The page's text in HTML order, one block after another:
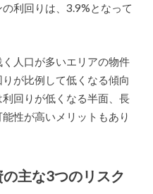
利回りは、3.9%となって
人口が多いエリアの物件
が比例して低くなる傾向
回りが低くなる半面、長
性が高いメリットもあり
主な3つのリスク